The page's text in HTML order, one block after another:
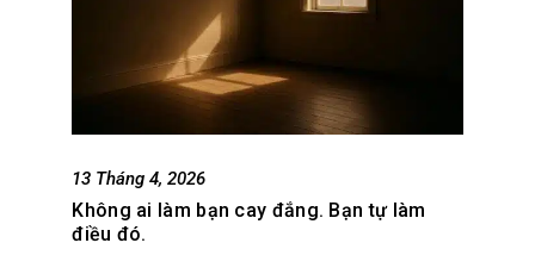
13 Tháng 4, 2026
Không ai làm bạn cay đắng. Bạn tự làm
điều đó.